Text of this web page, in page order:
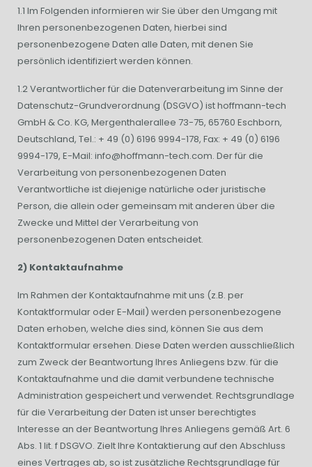
1.1 Im Folgenden informieren wir Sie über den Umgang mit
Ihren personenbezogenen Daten, hierbei sind
personenbezogene Daten alle Daten, mit denen Sie
persönlich identifiziert werden können.
1.2 Verantwortlicher für die Datenverarbeitung im Sinne der
Datenschutz-Grundverordnung (DSGVO) ist hoffmann-tech
GmbH & Co. KG, Mergenthalerallee 73-75, 65760 Eschborn,
Deutschland, Tel.: + 49 (0) 6196 9994-178, Fax: + 49 (0) 6196
9994-179, E-Mail: info@hoffmann-tech.com. Der für die
Verarbeitung von personenbezogenen Daten
Verantwortliche ist diejenige natürliche oder juristische
Person, die allein oder gemeinsam mit anderen über die
Zwecke und Mittel der Verarbeitung von
personenbezogenen Daten entscheidet.
2) Kontaktaufnahme
Im Rahmen der Kontaktaufnahme mit uns (z.B. per
Kontaktformular oder E-Mail) werden personenbezogene
Daten erhoben, welche dies sind, können Sie aus dem
Kontaktformular ersehen. Diese Daten werden ausschließlich
zum Zweck der Beantwortung Ihres Anliegens bzw. für die
Kontaktaufnahme und die damit verbundene technische
Administration gespeichert und verwendet. Rechtsgrundlage
für die Verarbeitung der Daten ist unser berechtigtes
Interesse an der Beantwortung Ihres Anliegens gemäß Art. 6
Abs. 1 lit. f DSGVO. Zielt Ihre Kontaktierung auf den Abschluss
eines Vertrages ab, so ist zusätzliche Rechtsgrundlage für